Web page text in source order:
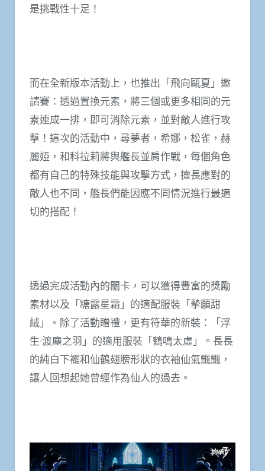
是挑戰性十足！
而在全新版本活動上，也推出「飛向甌夏」邀
請賽：透過置換元素，將三個或更多相同的元
素連成一排，即可消除元素，並對敵人進行攻
擊！這次的活動中，尋夢者，希娜，松雀，赫
麗婭，和科拉莉將與艦長並肩作戰，每個角色
都有自己的特殊技能與攻擊方式，擅長應對的
敵人也不同，艦長們能因應不同情況進行最適
切的搭配！
透過完成活動內的關卡，可以獲得豐富的獎勵
素材以及「糖露星霜」的適配服裝「摯願甜
絨」。除了活動贈禮，更有符華的新裝：「浮
生·渡塵之羽」的適用服裝「鶴鳴太虛」。長長
的純白下襬和仙鶴翅膀形狀的衣袖仙氣飄飄，
讓人回想起她曾經作為仙人的過去。